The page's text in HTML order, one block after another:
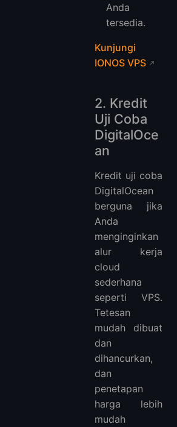
Anda
tersedia.
Kunjungi
IONOS VPS
2. Kredit
Uji Coba
DigitalOce
an
Kredit uji coba
DigitalOcean
berguna jika
Anda
menginginkan
alur kerja
cloud
sederhana
seperti VPS.
Tetesan
mudah dibuat
dan
dihancurkan,
dan
penetapan
harga lebih
mudah